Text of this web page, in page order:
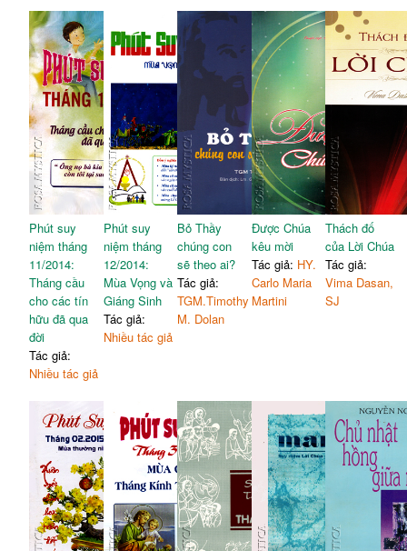
Phút suy
niệm tháng
11/2014:
Tháng cầu
cho các tín
hữu đã qua
đời
Tác giả:
Nhiều tác giả
Phút suy
niệm tháng
12/2014:
Mùa Vọng và
Giáng Sinh
Tác giả:
Nhiều tác giả
Bỏ Thầy
chúng con
sẽ theo ai?
Tác giả:
TGM.Timothy
M. Dolan
Được Chúa
kêu mời
Tác giả: HY.
Carlo Maria
Martini
Thách đố
của Lời Chúa
Tác giả:
Vima Dasan,
SJ